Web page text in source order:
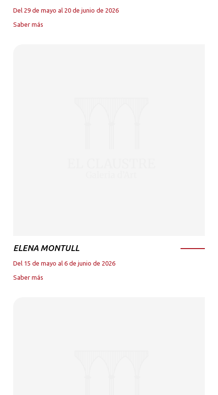
Del 29 de mayo al 20 de junio de 2026
Saber más
ELENA MONTULL
Del 15 de mayo al 6 de junio de 2026
Saber más